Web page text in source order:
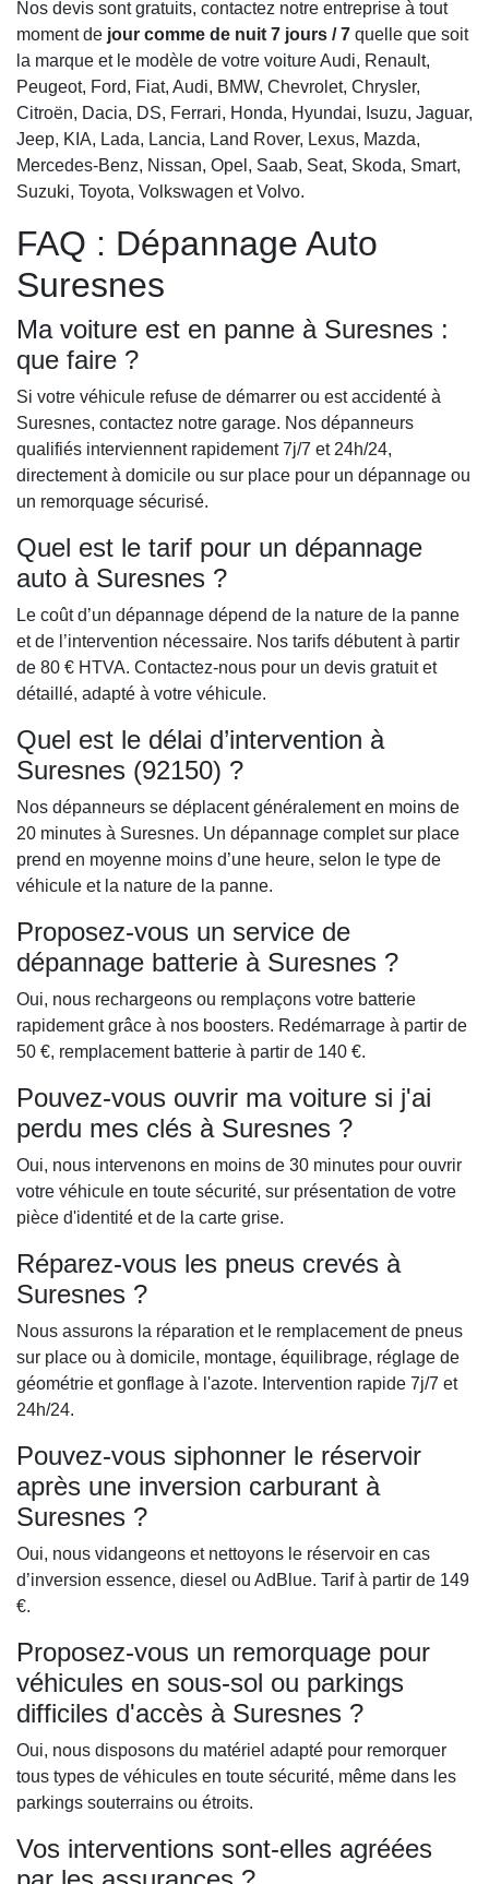
Nos devis sont gratuits, contactez notre entreprise à tout
moment de jour comme de nuit 7 jours / 7 quelle que soit
la marque et le modèle de votre voiture Audi, Renault,
Peugeot, Ford, Fiat, Audi, BMW, Chevrolet, Chrysler,
Citroën, Dacia, DS, Ferrari, Honda, Hyundai, Isuzu, Jaguar,
Jeep, KIA, Lada, Lancia, Land Rover, Lexus, Mazda,
Mercedes-Benz, Nissan, Opel, Saab, Seat, Skoda, Smart,
Suzuki, Toyota, Volkswagen et Volvo.
FAQ : Dépannage Auto
Suresnes
Ma voiture est en panne à Suresnes :
que faire ?
Si votre véhicule refuse de démarrer ou est accidenté à
Suresnes, contactez notre garage. Nos dépanneurs
qualifiés interviennent rapidement 7j/7 et 24h/24,
directement à domicile ou sur place pour un dépannage ou
un remorquage sécurisé.
Quel est le tarif pour un dépannage
auto à Suresnes ?
Le coût d’un dépannage dépend de la nature de la panne
et de l’intervention nécessaire. Nos tarifs débutent à partir
de 80 € HTVA. Contactez-nous pour un devis gratuit et
détaillé, adapté à votre véhicule.
Quel est le délai d’intervention à
Suresnes (92150) ?
Nos dépanneurs se déplacent généralement en moins de
20 minutes à Suresnes. Un dépannage complet sur place
prend en moyenne moins d’une heure, selon le type de
véhicule et la nature de la panne.
Proposez-vous un service de
dépannage batterie à Suresnes ?
Oui, nous rechargeons ou remplaçons votre batterie
rapidement grâce à nos boosters. Redémarrage à partir de
50 €, remplacement batterie à partir de 140 €.
Pouvez-vous ouvrir ma voiture si j'ai
perdu mes clés à Suresnes ?
Oui, nous intervenons en moins de 30 minutes pour ouvrir
votre véhicule en toute sécurité, sur présentation de votre
pièce d'identité et de la carte grise.
Réparez-vous les pneus crevés à
Suresnes ?
Nous assurons la réparation et le remplacement de pneus
sur place ou à domicile, montage, équilibrage, réglage de
géométrie et gonflage à l'azote. Intervention rapide 7j/7 et
24h/24.
Pouvez-vous siphonner le réservoir
après une inversion carburant à
Suresnes ?
Oui, nous vidangeons et nettoyons le réservoir en cas
d’inversion essence, diesel ou AdBlue. Tarif à partir de 149
€.
Proposez-vous un remorquage pour
véhicules en sous-sol ou parkings
difficiles d'accès à Suresnes ?
Oui, nous disposons du matériel adapté pour remorquer
tous types de véhicules en toute sécurité, même dans les
parkings souterrains ou étroits.
Vos interventions sont-elles agréées